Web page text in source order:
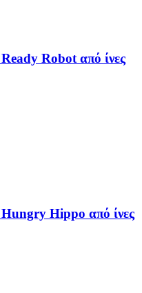
Robot από ίνες
Hippo από ίνες